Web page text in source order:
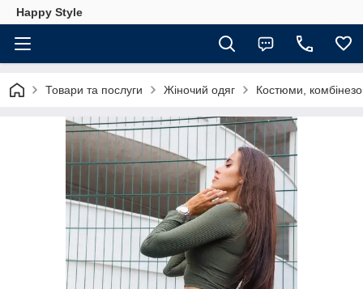
Happy Style
Товари та послуги Жіночий одяг Костюми,